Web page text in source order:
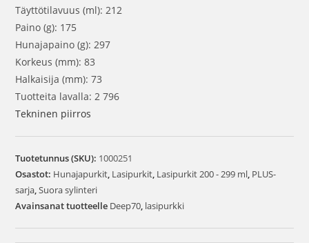
Täyttötilavuus (ml): 212
Paino (g): 175
Hunajapaino (g): 297
Korkeus (mm): 83
Halkaisija (mm): 73
Tuotteita lavalla: 2 796
Tekninen piirros
Tuotetunnus (SKU): 1000251
Osastot: Hunajapurkit, Lasipurkit, Lasipurkit 200 - 299 ml, PLUS-
sarja,Suora sylinteri
Avainsanat tuotteelle Deep70, lasipurkki